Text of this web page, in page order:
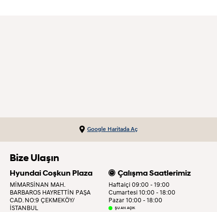
Google Haritada Aç
Bize Ulaşın
Hyundai Coşkun Plaza
MİMARSİNAN MAH.
BARBAROS HAYRETTİN PAŞA
CAD. NO:9 ÇEKMEKÖY/
İSTANBUL
Çalışma Saatlerimiz
Haftaiçi 09:00 - 19:00
Cumartesi 10:00 - 18:00
Pazar 10:00 - 18:00
ŞU AN AÇIK